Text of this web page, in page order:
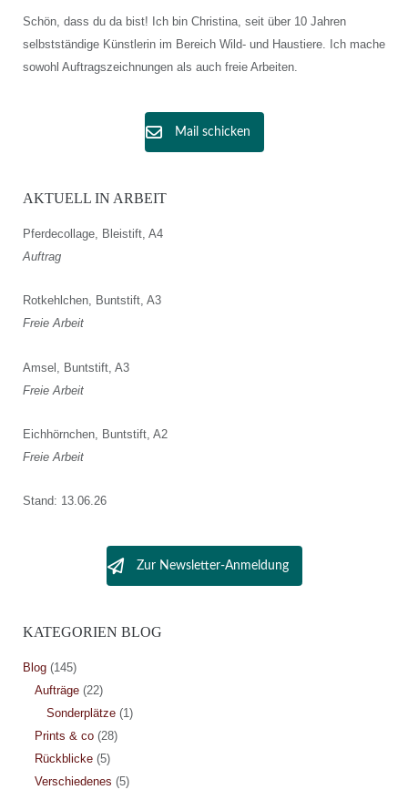
Schön, dass du da bist! Ich bin Christina, seit über 10 Jahren
selbstständige Künstlerin im Bereich Wild- und Haustiere. Ich mache
sowohl Auftragszeichnungen als auch freie Arbeiten.
Mail schicken
AKTUELL IN ARBEIT
Pferdecollage, Bleistift, A4
Auftrag
Rotkehlchen, Buntstift, A3
Freie Arbeit
Amsel, Buntstift, A3
Freie Arbeit
Eichhörnchen, Buntstift, A2
Freie Arbeit
Stand: 13.06.26
Zur Newsletter-Anmeldung
KATEGORIEN BLOG
Blog(145)
Aufträge(22)
Sonderplätze(1)
Prints & co(28)
Rückblicke(5)
Verschiedenes (5)